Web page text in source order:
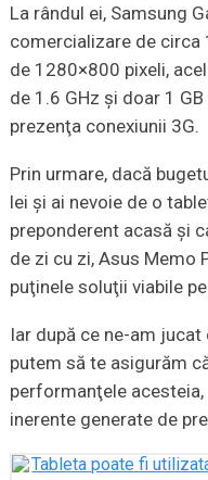
La rândul ei, Samsung
comercializare de circa
de 1280×800 pixeli,
de 1.6 GHz şi doar 1
prezenţa conexiunii 3G.
Prin urmare, dacă
lei şi ai nevoie de o
preponderent acasă şi
de zi cu zi, Asus Memo
puţinele soluţii viabile
Iar după ce ne-am
putem să te asigurăm
performanţele
inerente generate de